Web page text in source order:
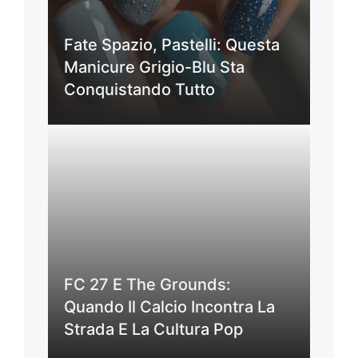
Fate Spazio, Pastelli: Questa
Manicure Grigio-Blu Sta
Conquistando Tutto
FC 27 E The Grounds:
Quando Il Calcio Incontra La
Strada E La Cultura Pop